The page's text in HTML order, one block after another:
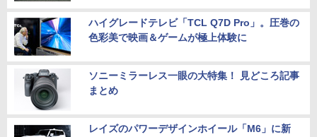
ハイグレードテレビ「TCL Q7D Pro」。圧巻の
色彩美で映画＆ゲームが極上体験に
ソニーミラーレス一眼の大特集！ 見どころ記事
まとめ
レイズのパワーデザインホイール「M6」に新